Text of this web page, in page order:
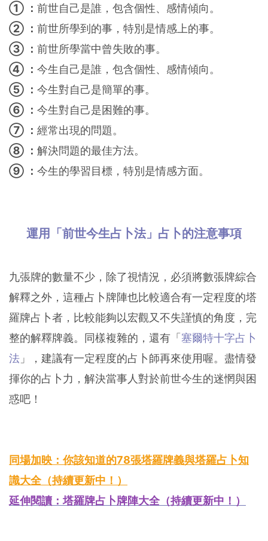
① ： 前世自己是誰，包含個性、感情傾向。
② ： 前世所學到的事，特別是情感上的事。
③ ： 前世所學當中曾失敗的事。
④ ： 今生自己是誰，包含個性、感情傾向。
⑤ ： 今生對自己是簡單的事。
⑥ ： 今生對自己是困難的事。
⑦ ： 經常出現的問題。
⑧ ： 解決問題的最佳方法。
⑨ ： 今生的學習目標，特別是情感方面。
運用「前世今生占卜法」占卜的注意事項
九張牌的數量不少，除了視情況，必須將數張牌綜合
解釋之外，這種占卜牌陣也比較適合有一定程度的塔
羅牌占卜者，比較能夠以宏觀又不失謹慎的角度，完
整的解釋牌義。同樣複雜的，還有「塞爾特十字占卜
法 」，建議有一定程度的占卜師再來使用喔。盡情發
揮你的占卜力，解決當事人對於前世今生的迷惘與困
惑吧！
同場加映：你該知道的78張塔羅牌義與塔羅占卜知
識大全（持續更新中！）
延伸閱讀：塔羅牌占卜牌陣大全（持續更新中！）